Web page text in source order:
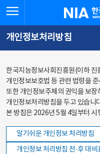
바로가기
바로가기
한국지능정
개인정보처리방침
한국지능정보사회진흥원(이하 진
개인정보보호법 등 관련 법령을
또한 개인정보주체의 권익을 보장
개인정보처리방침을 두고 있습니
본 방침은 2026년 5월 4일부터 시
알기쉬운 개인정보 처리방침
개인정보 처리방침 전·후 대